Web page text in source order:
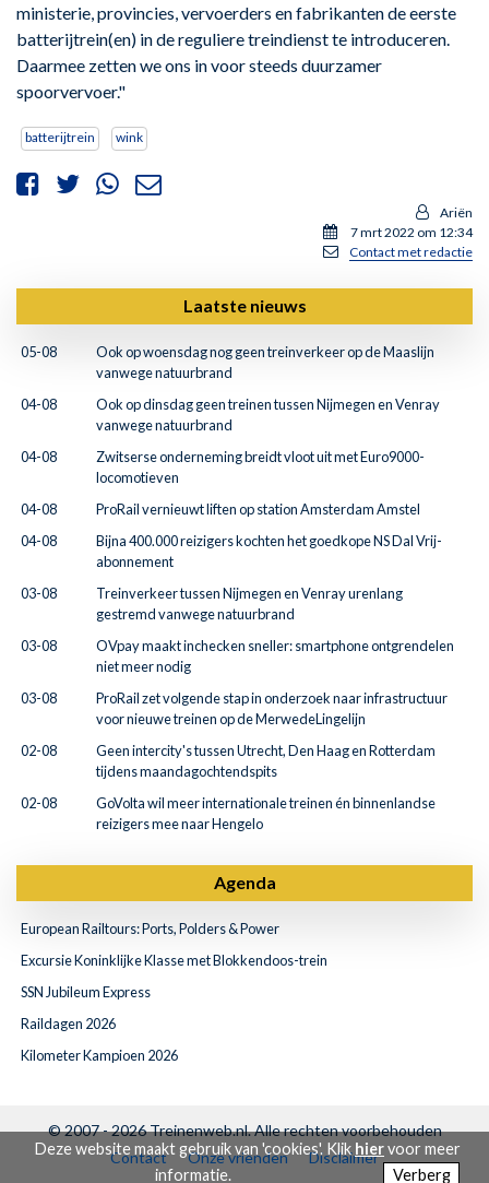
Deze website maakt gebruik van 'cookies'. Klikhiervoor meer
informatie.
Verberg
ministerie, provincies, vervoerders en fabrikanten de eerste
batterijtrein(en) in de reguliere treindienst te introduceren.
Daarmee zetten we ons in voor steeds duurzamer
spoorvervoer."
batterijtrein wink
Ariën
7 mrt 2022 om 12:34
Contact met redactie
Laatste nieuws
05-08
Ook op woensdag nog geen treinverkeer op de Maaslijn
vanwege natuurbrand
04-08
Ook op dinsdag geen treinen tussen Nijmegen en Venray
vanwege natuurbrand
04-08
Zwitserse onderneming breidt vloot uit met Euro9000-
locomotieven
04-08
ProRail vernieuwt liften op station Amsterdam Amstel
04-08
Bijna 400.000 reizigers kochten het goedkope NS Dal Vrij-
abonnement
03-08
Treinverkeer tussen Nijmegen en Venray urenlang
gestremd vanwege natuurbrand
03-08
OVpay maakt inchecken sneller: smartphone ontgrendelen
niet meer nodig
03-08
ProRail zet volgende stap in onderzoek naar infrastructuur
voor nieuwe treinen op de MerwedeLingelijn
02-08
Geen intercity's tussen Utrecht, Den Haag en Rotterdam
tijdens maandagochtendspits
02-08
GoVolta wil meer internationale treinen én binnenlandse
reizigers mee naar Hengelo
Agenda
European Railtours: Ports, Polders & Power
Excursie Koninklijke Klasse met Blokkendoos-trein
SSN Jubileum Express
Raildagen 2026
Kilometer Kampioen 2026
© 2007 - 2026Treinenweb.nl. Alle rechten voorbehouden
Contact
Onze vrienden Disclaimer